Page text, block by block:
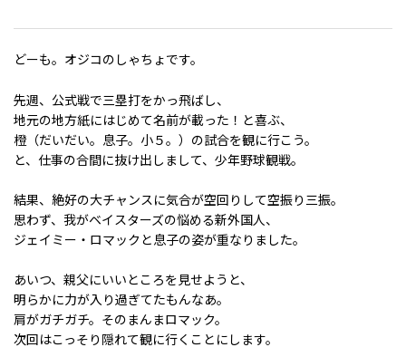
どーも。オジコのしゃちょです。
先週、公式戦で三塁打をかっ飛ばし、
地元の地方紙にはじめて名前が載った！と喜ぶ、
橙（だいだい。息子。小５。）の試合を観に行こう。
と、仕事の合間に抜け出しまして、少年野球観戦。
結果、絶好の大チャンスに気合が空回りして空振り三振。
思わず、我がベイスターズの悩める新外国人、
ジェイミー・ロマックと息子の姿が重なりました。
あいつ、親父にいいところを見せようと、
明らかに力が入り過ぎてたもんなあ。
肩がガチガチ。そのまんまロマック。
次回はこっそり隠れて観に行くことにします。